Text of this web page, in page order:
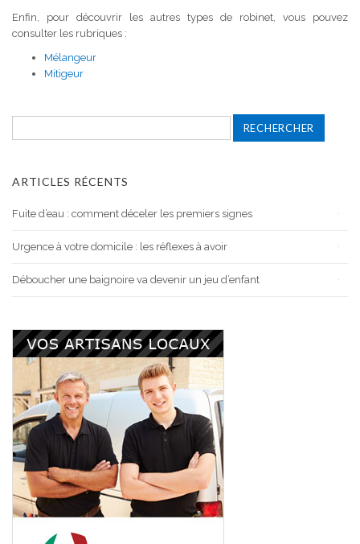
Enfin, pour découvrir les autres types de robinet, vous pouvez
consulter les rubriques :
Mélangeur
Mitigeur
ARTICLES RÉCENTS
Fuite d’eau : comment déceler les premiers signes
Urgence à votre domicile : les réflexes à avoir
Déboucher une baignoire va devenir un jeu d’enfant